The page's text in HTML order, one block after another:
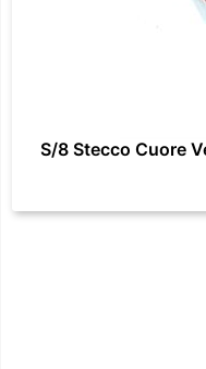
S/8 Stecco Cuore